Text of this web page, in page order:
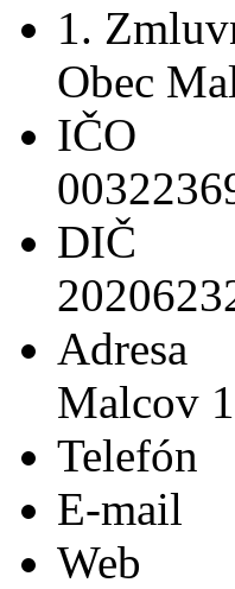
1.
Obec
IČO
DIČ
Adresa
Malcov
Telefón
E-mail
Web